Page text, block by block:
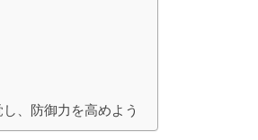
、防御力を高めよう